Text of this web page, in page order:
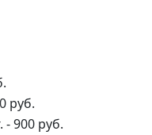
руб.
- 900 руб.